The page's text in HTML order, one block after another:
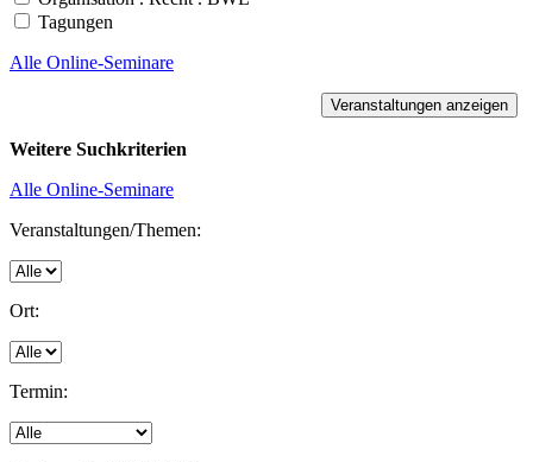
Tagungen
Alle Online-Seminare
Weitere Suchkriterien
Alle Online-Seminare
Veranstaltungen/Themen:
Ort:
Termin: